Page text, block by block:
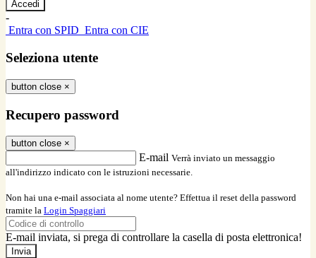
-
Entra con SPID Entra con CIE
Seleziona utente
button close ×
Recupero password
button close ×
E-mail Verrà inviato un messaggio
all'indirizzo indicato con le istruzioni necessarie.
Non hai una e-mail associata al nome utente? Effettua il reset della password
tramite la Login Spaggiari
E-mail inviata, si prega di controllare la casella di posta elettronica!